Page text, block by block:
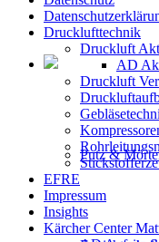
Putz &
Drucklufttechnik
Druckluft
AD
Druckluft
EFRE
Impressum
Insights
Kärcher Center